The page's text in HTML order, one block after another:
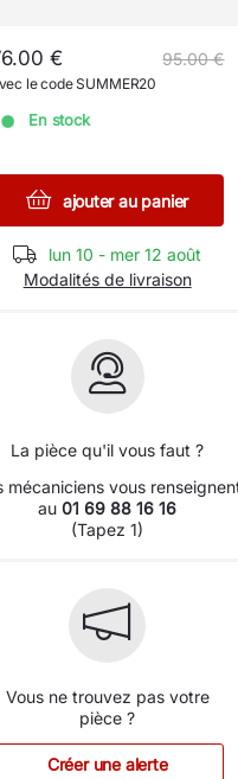
€ 95.00 €
le code SUMMER20
En stock
ajouter au panier
lun 10 - mer 12 août
Modalités de livraison
La pièce qu'il vous faut ?
mécaniciens vous
au01 69 88 16 16
(Tapez 1)
Vous ne trouvez pas votre
pièce ?
Créer une alerte